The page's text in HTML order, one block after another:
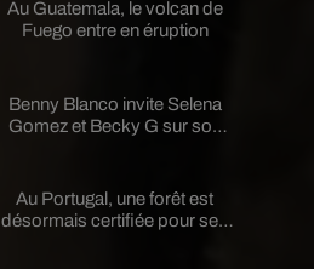
Au Guatemala, le volcan de
Fuego entre en éruption
Benny Blanco invite Selena
Gomez et Becky G sur son
Au Portugal, une forêt est
désormais certifiée pour ses